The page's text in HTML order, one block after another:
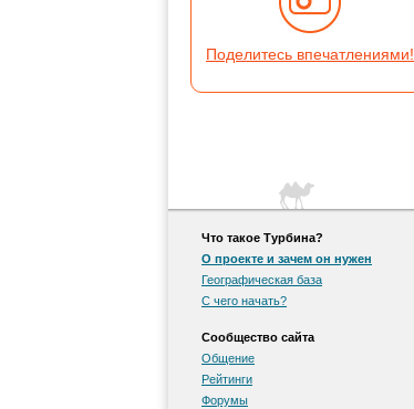
Поделитесь впечатлениями!
Что такое Турбина?
О проекте и зачем он нужен
Географическая база
С чего начать?
Сообщество сайта
Общение
Рейтинги
Форумы